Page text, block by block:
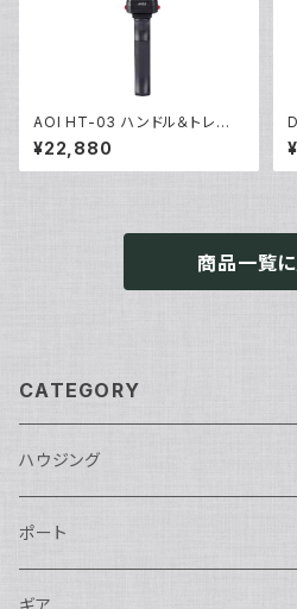
AOI HT-03 ハンドル＆トレー0
3 アクションカム [40460/404
61]
¥22,880
商品一覧
CATEGORY
ハウジング
Nikon用
Nauticam
Canon用
ポート
Nauticam
ギア